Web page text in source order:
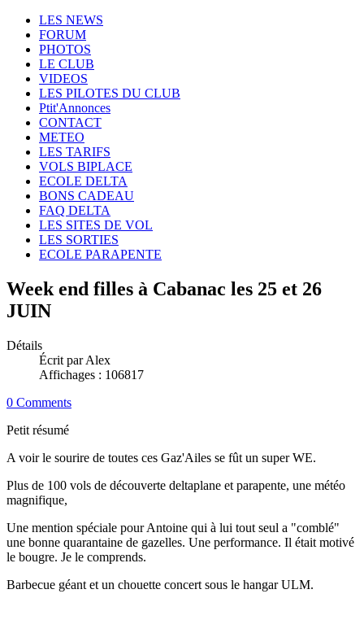
LES NEWS
FORUM
PHOTOS
LE CLUB
VIDEOS
LES PILOTES DU CLUB
Ptit'Annonces
CONTACT
METEO
LES TARIFS
VOLS BIPLACE
ECOLE DELTA
BONS CADEAU
FAQ DELTA
LES SITES DE VOL
LES SORTIES
ECOLE PARAPENTE
Week end filles à Cabanac les 25 et 26
JUIN
Détails
Écrit par Alex
Affichages : 106817
0 Comments
Petit résumé
A voir le sourire de toutes ces Gaz'Ailes se fût un super WE.
Plus de 100 vols de découverte deltaplane et parapente, une météo
magnifique,
Une mention spéciale pour Antoine qui à lui tout seul a "comblé"
une bonne quarantaine de gazelles. Une performance. Il était motivé
le bougre. Je le comprends.
Barbecue géant et un chouette concert sous le hangar ULM.